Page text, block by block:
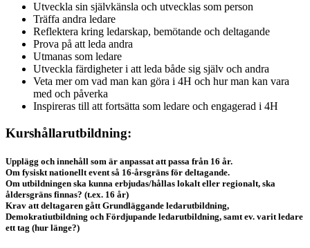
Utveckla sin självkänsla och utvecklas som person
Träffa andra ledare
Reflektera kring ledarskap, bemötande och deltagande
Prova på att leda andra
Utmanas som ledare
Utveckla färdigheter i att leda både sig själv och andra
Veta mer om vad man kan göra i 4H och hur man kan vara
med och påverka
Inspireras till att fortsätta som ledare och engagerad i 4H
Kurshållarutbildning:
Upplägg och innehåll som är anpassat att passa från 16 år.
Om fysiskt nationellt event så 16-årsgräns för deltagande.
Om utbildningen ska kunna erbjudas/hållas lokalt eller regionalt, ska
åldersgräns finnas? (t.ex. 16 år)
Krav att deltagaren gått Grundläggande ledarutbildning,
Demokratiutbildning och Fördjupande ledarutbildning, samt ev. varit ledare
ett tag (hur länge?)